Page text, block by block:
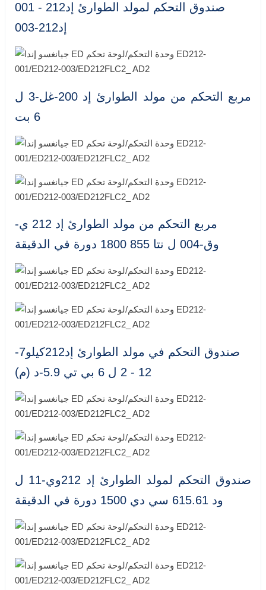
صندوق التحكم لمولد الطوارئ إد212 - 001
إد212-003
مربع التحكم من مولد الطوارئ إد 200-غل-3 ل
6 بت
مربع التحكم من مولد الطوارئ إد 212 ي-
وق-004 ل نتا 855 1800 دورة في الدقيقة
صندوق التحكم في مولد الطوارئ إد212كيلو7-
12 - 2 ل 6 بي تي 5.9-د (م)
صندوق التحكم لمولد الطوارئ إد 212وي-11 ل
ود 615.61 سي دي 1500 دورة في الدقيقة